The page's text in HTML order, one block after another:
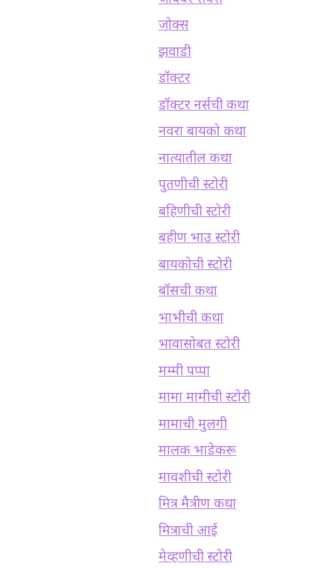
जोक्स
झवाडी
डॉक्टर
डॉक्टर नर्सची कथा
नवरा बायको कथा
नात्यातील कथा
पुतणीची स्टोरी
बहिणीची स्टोरी
बहीण भाउ स्टोरी
बायकोची स्टोरी
बॉसची कथा
भाभीची कथा
भावासोबत स्टोरी
मम्मी पप्पा
मामा मामीची स्टोरी
मामाची मुलगी
मालक भाडेकरू
मावशीची स्टोरी
मित्र मैत्रीण कथा
मित्राची आई
मेव्हणीची स्टोरी